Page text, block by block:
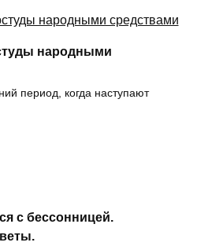
народными
период, когда наступают
с бессонницей.